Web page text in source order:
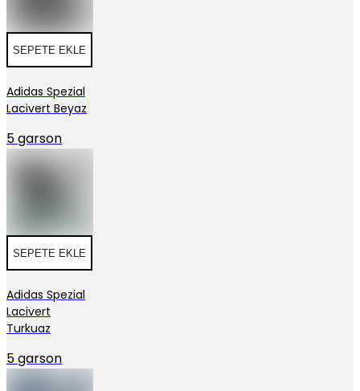
SEPETE EKLE
Adidas Spezial
Lacivert Beyaz
5 garson
SEPETE EKLE
Adidas Spezial
Lacivert
Turkuaz
5 garson